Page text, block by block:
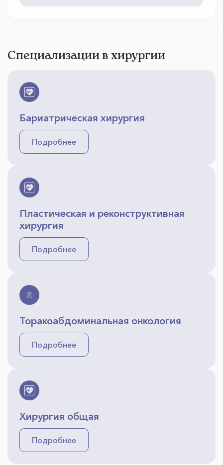
Специализации в хирургии
Бариатрическая хирургия
Подробнее
Пластическая и реконструктивная
хирургия
Подробнее
Торакоабдоминальная онкология
Подробнее
Хирургия общая
Подробнее